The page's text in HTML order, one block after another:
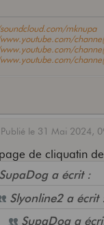
mknupa
Publié le 31 Mai 2024,
de cliquatin
a écrit :
Slyonline2 a écrit
SupaDog a